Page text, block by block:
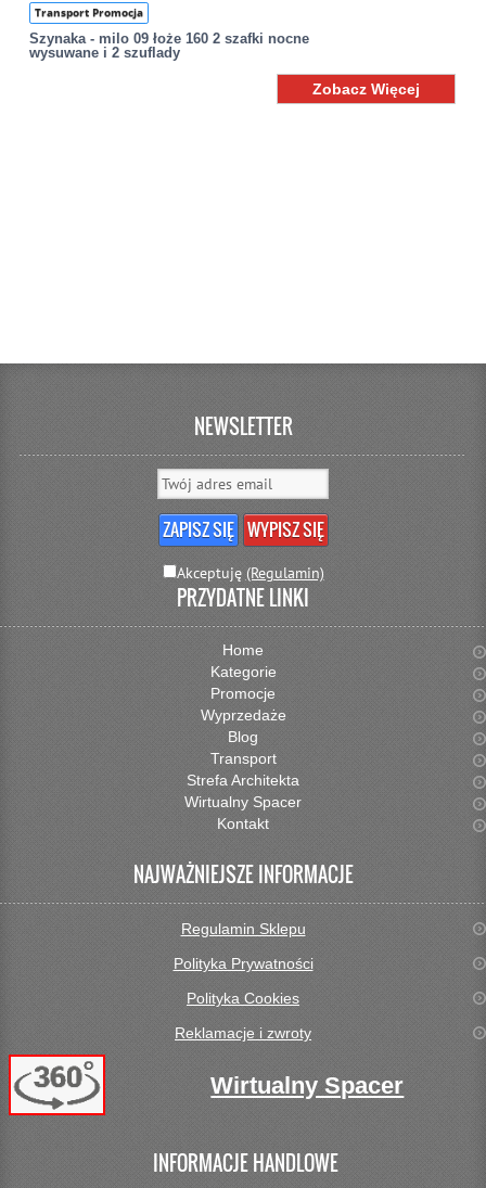
Transport Promocja
Szynaka - milo 09 łoże 160 2 szafki nocne
wysuwane i 2 szuflady
Zobacz Więcej
NEWSLETTER
Akceptuję (Regulamin)
PRZYDATNE LINKI
Home
Kategorie
Promocje
Wyprzedaże
Blog
Transport
Strefa Architekta
Wirtualny Spacer
Kontakt
NAJWAŻNIEJSZE INFORMACJE
Regulamin Sklepu
Polityka Prywatności
Polityka Cookies
Reklamacje i zwroty
Wirtualny Spacer
INFORMACJE HANDLOWE